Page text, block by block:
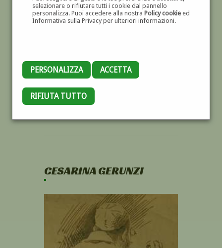
selezionare o rifiutare tutti i cookie dal pannello
personalizza. Puoi accedere alla nostra Policy cookieed
Informativa sulla Privacy per ulteriori informazioni.
PERSONALIZZA ACCETTA
RIFIUTA TUTTO
CESARINA GERUNZI